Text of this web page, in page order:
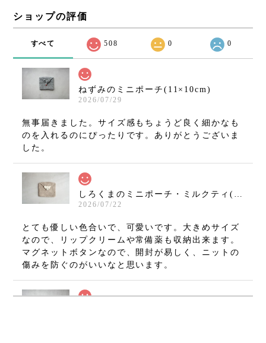
ショップの評価
すべて 508 0 0
ねずみのミニポーチ(11×10cm)
2026/07/29
無事届きました。サイズ感もちょうど良く細かなも
のを入れるのにぴったりです。ありがとうございま
した。
しろくまのミニポーチ・ミルクティ(11×10cm)
2026/07/22
とても優しい色合いで、可愛いです。大きめサイズ
なので、リップクリームや常備薬も収納出来ます。
マグネットボタンなので、開封が易しく、ニットの
傷みを防ぐのがいいなと思います。